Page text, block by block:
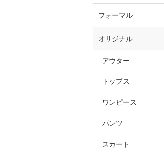
フォーマル
オリジナル
アウター
トップス
ワンピース
パンツ
スカート